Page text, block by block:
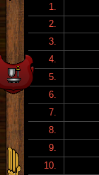
1.
2.
3.
4.
5.
6.
7.
8.
9.
10.